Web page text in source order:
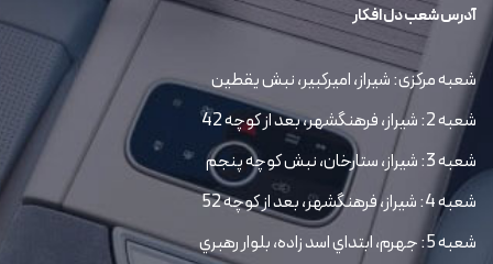
آدرس شعب دل افکار
شعبه مرکزی: شیراز، امیرکبیر، نبش یقطین
شعبه 2: شیراز، فرهنگشهر، بعد از کوچه 42
شعبه 3: شیراز، ستارخان، نبش کوچه پنجم
شعبه 4: شیراز، فرهنگشهر، بعد از کوچه 52
شعبه 5: جهرم، ابتداي اسد زاده، بلوار رهبري